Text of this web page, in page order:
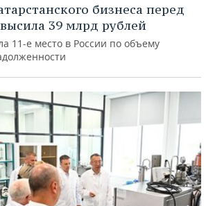
бизнеса перед
39 млрд рублей
11-е место в России по объему